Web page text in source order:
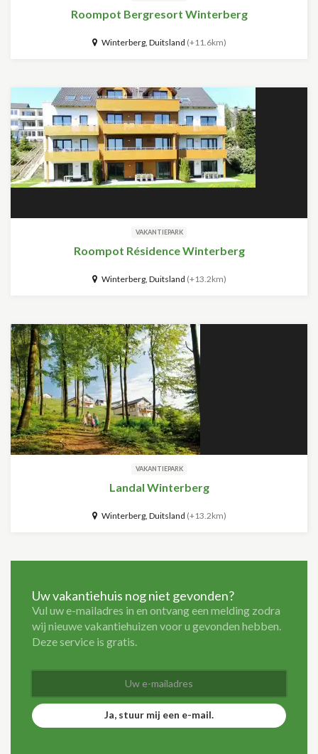
Roompot Bergresort Winterberg
Winterberg, Duitsland (+11.6km)
VAKANTIEPARK
Roompot Résidence Winterberg
Winterberg, Duitsland (+13.2km)
VAKANTIEPARK
Landal Winterberg
Winterberg, Duitsland (+13.2km)
Uw vakantiehuis nog niet gevonden?
Vul uw e-mailadres in en ontvang een melding zodra
wij nieuwe vakantiehuizen voor u gevonden hebben.
Deze service is gratis.
Ja, stuur mij een e-mail.